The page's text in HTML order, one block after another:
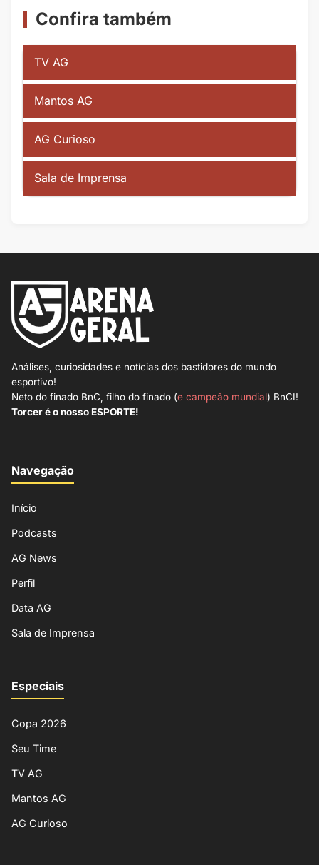
Confira também
TV AG
Mantos AG
AG Curioso
Sala de Imprensa
Análises, curiosidades e notícias dos bastidores do mundo
esportivo!
Neto do finado BnC, filho do finado (e campeão mundial) BnCI!
Torcer é o nosso ESPORTE!
Navegação
Início
Podcasts
AG News
Perfil
Data AG
Sala de Imprensa
Especiais
Copa 2026
Seu Time
TV AG
Mantos AG
AG Curioso